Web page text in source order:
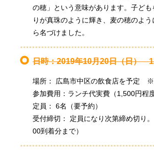
の穂」という意味があります。子ど
りが真珠のように輝き、麦の穂のよ
ら名づけました。
日時：2019年10月20日（日）
場所： 広島市中区の飲食店を予定
参加費用：ランチ代実費（1,500円程度
定員： 6名（要予約）
受付締切： 定員になり次第締め切り
00到着分まで）